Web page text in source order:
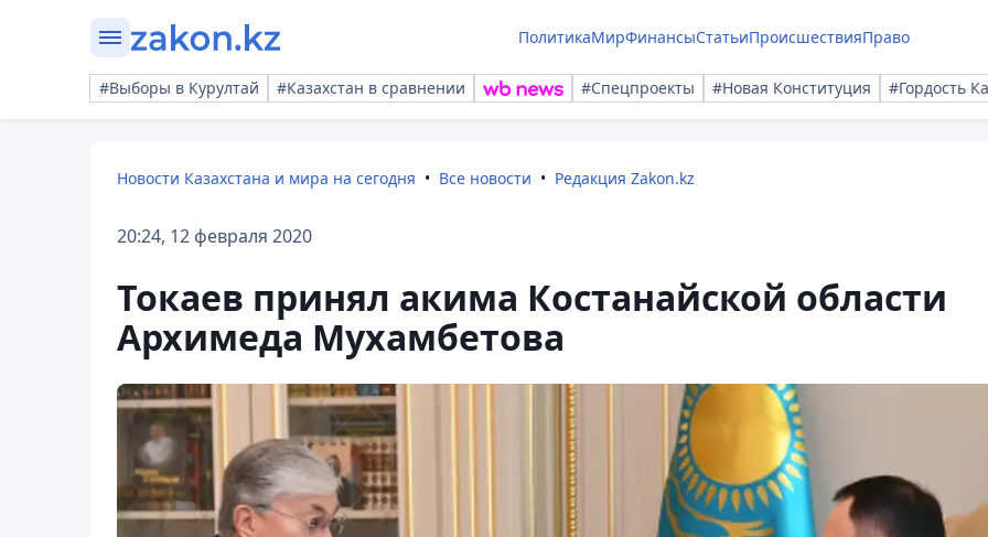
ПолитикаМирФинансыСтатьиПроисшествияПраво
#Выборы в Курултай #Казахстан в сравнении #Спецпроекты #Новая Конституция #Гордость
Новости Казахстана и мира на сегодня Все новости Редакция Zakon.kz
20:24, 12 февраля 2020
Токаев принял акима Костанайской области
Архимеда Мухамбетова